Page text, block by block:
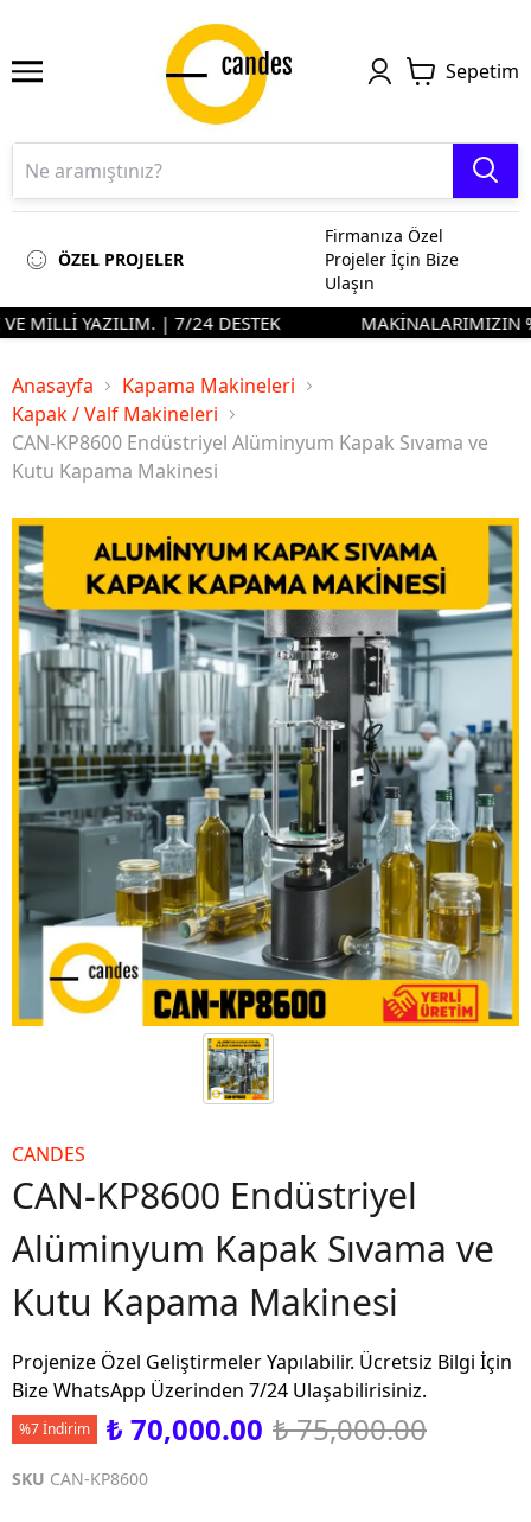
Sepetim
ÖZEL PROJELER
Firmanıza Özel
Projeler İçin Bize
Ulaşın
MİLLİ YAZILIM. | 7/24 DESTEK MAKİNALARIMIZIN
Anasayfa
Kapama Makineleri
Kapak / Valf Makineleri
CAN-KP8600 Endüstriyel Alüminyum Kapak Sıvama ve
Kutu Kapama Makinesi
CANDES
CAN-KP8600 Endüstriyel
Alüminyum Kapak Sıvama ve
Kutu Kapama Makinesi
Projenize Özel Geliştirmeler Yapılabilir. Ücretsiz Bilgi İçin
Bize WhatsApp Üzerinden 7/24 Ulaşabilirisiniz.
%7 İndirim ₺ 70,000.00 ₺ 75,000.00
SKU CAN-KP8600